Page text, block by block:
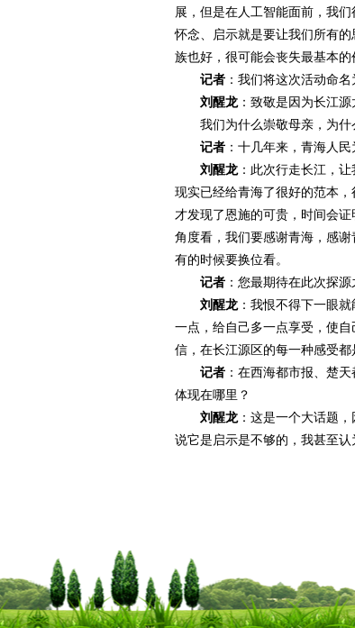
展，但是在人工智能面前，我
怀念、启示就是要让我们所有
族也好，很可能会丧失最基本的
记者 ：我们将这次活动命
刘醒龙：致敬是因为长江源
我们为什么崇敬母亲，为什么
记者 ：十几年来，青海人
刘醒龙：此次行走长江，
现实已经给青海了很好的范本
才发现了恩施的可贵，时间会
角度看，我们要感谢青海，感
有的时候要换位看。
记者 ：您最期待在此次探
刘醒龙：我恨不得下一眼
一点，给自己多一点享受，使
信，在长江源区的每一种感受
记者 ：在西海都市报、楚
体现在哪里？
刘醒龙：这是一个大话题
说它是启示是不够的，我甚至